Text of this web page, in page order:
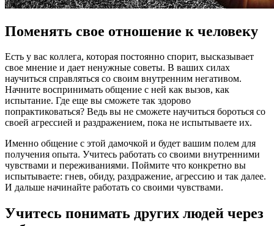
Поменять свое отношение к человеку
Есть у вас коллега, которая постоянно спорит, высказывает
свое мнение и дает ненужные советы. В ваших силах
научиться справляться со своим внутренним негативом.
Начните воспринимать общение с ней как вызов, как
испытание. Где еще вы сможете так здорово
попрактиковаться? Ведь вы не сможете научиться бороться со
своей агрессией и раздражением, пока не испытываете их.
Именно общение с этой дамочкой и будет вашим полем для
получения опыта. Учитесь работать со своими внутренними
чувствами и переживаниями. Поймите что конкретно вы
испытываете: гнев, обиду, раздражение, агрессию и так далее.
И дальше начинайте работать со своими чувствами.
Учитесь понимать других людей через